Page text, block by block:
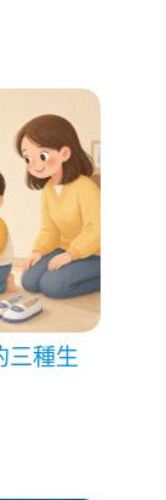
三種生